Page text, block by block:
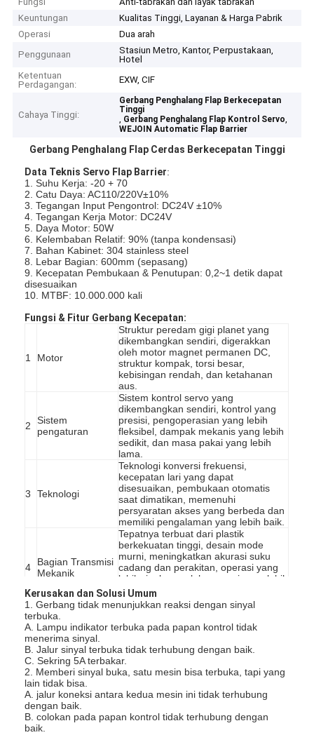
Keuntungan
Kualitas Tinggi, Layanan & Harga Pabrik
Operasi
Dua arah
Penggunaan
Stasiun Metro, Kantor, Perpustakaan,
Hotel
Ketentuan
Perdagangan:
EXW, CIF
Cahaya Tinggi:
Gerbang Penghalang Flap Berkecepatan
Tinggi
, Gerbang Penghalang Flap Kontrol Servo,
WEJOIN Automatic Flap Barrier
Gerbang Penghalang Flap Cerdas Berkecepatan Tinggi
Data Teknis Servo Flap Barrier:
1. Suhu Kerja: -20 + 70
2. Catu Daya: AC110/220V±10%
3. Tegangan Input Pengontrol: DC24V ±10%
4. Tegangan Kerja Motor: DC24V
5. Daya Motor: 50W
6. Kelembaban Relatif: 90% (tanpa kondensasi)
7. Bahan Kabinet: 304 stainless steel
8. Lebar Bagian: 600mm (sepasang)
9. Kecepatan Pembukaan & Penutupan: 0,2~1 detik dapat
disesuaikan
10. MTBF: 10.000.000 kali
Fungsi & Fitur Gerbang Kecepatan:
1 Motor
Struktur peredam gigi planet yang
dikembangkan sendiri, digerakkan
oleh motor magnet permanen DC,
struktur kompak, torsi besar,
kebisingan rendah, dan ketahanan
aus.
2
Sistem
pengaturan
Sistem kontrol servo yang
dikembangkan sendiri, kontrol yang
presisi, pengoperasian yang lebih
fleksibel, dampak mekanis yang lebih
sedikit, dan masa pakai yang lebih
lama.
3 Teknologi
Teknologi konversi frekuensi,
kecepatan lari yang dapat
disesuaikan, pembukaan otomatis
saat dimatikan, memenuhi
persyaratan akses yang berbeda dan
memiliki pengalaman yang lebih baik.
4
Bagian Transmisi
Mekanik
Tepatnya terbuat dari plastik
berkekuatan tinggi, desain mode
murni, meningkatkan akurasi suku
cadang dan perakitan, operasi yang
lebih ringkas, celah operasi yang lebih
kecil, dan masa pakai yang lebih
lama.
5 Sayap
Dibuat dengan cetakan plastik,
standarisasi, dan penyempurnaan,
teknik perawatan permukaan, efek
visual pencahayaan terbaik.
Kerusakan dan Solusi Umum
1. Gerbang tidak menunjukkan reaksi dengan sinyal
terbuka.
A. Lampu indikator terbuka pada papan kontrol tidak
menerima sinyal.
B. Jalur sinyal terbuka tidak terhubung dengan baik.
C. Sekring 5A terbakar.
2. Memberi sinyal buka, satu mesin bisa terbuka, tapi yang
lain tidak bisa.
A. jalur koneksi antara kedua mesin ini tidak terhubung
dengan baik.
B. colokan pada papan kontrol tidak terhubung dengan
baik.